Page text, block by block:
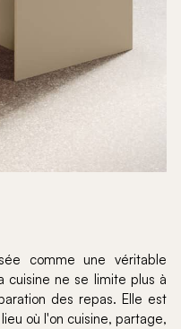
comme une véritable
cuisine ne se limite plus à
des repas. Elle est
où l'on cuisine, partage,